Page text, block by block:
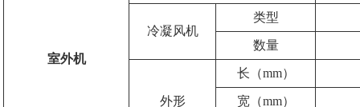
室外机
冷凝风机
类型
数量
外形
长（mm）
宽（mm）